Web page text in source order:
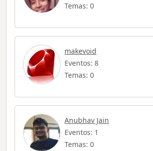
Temas: 0
makevoid
Eventos: 8
Temas: 0
Anubhav Jain
Eventos: 1
Temas: 0